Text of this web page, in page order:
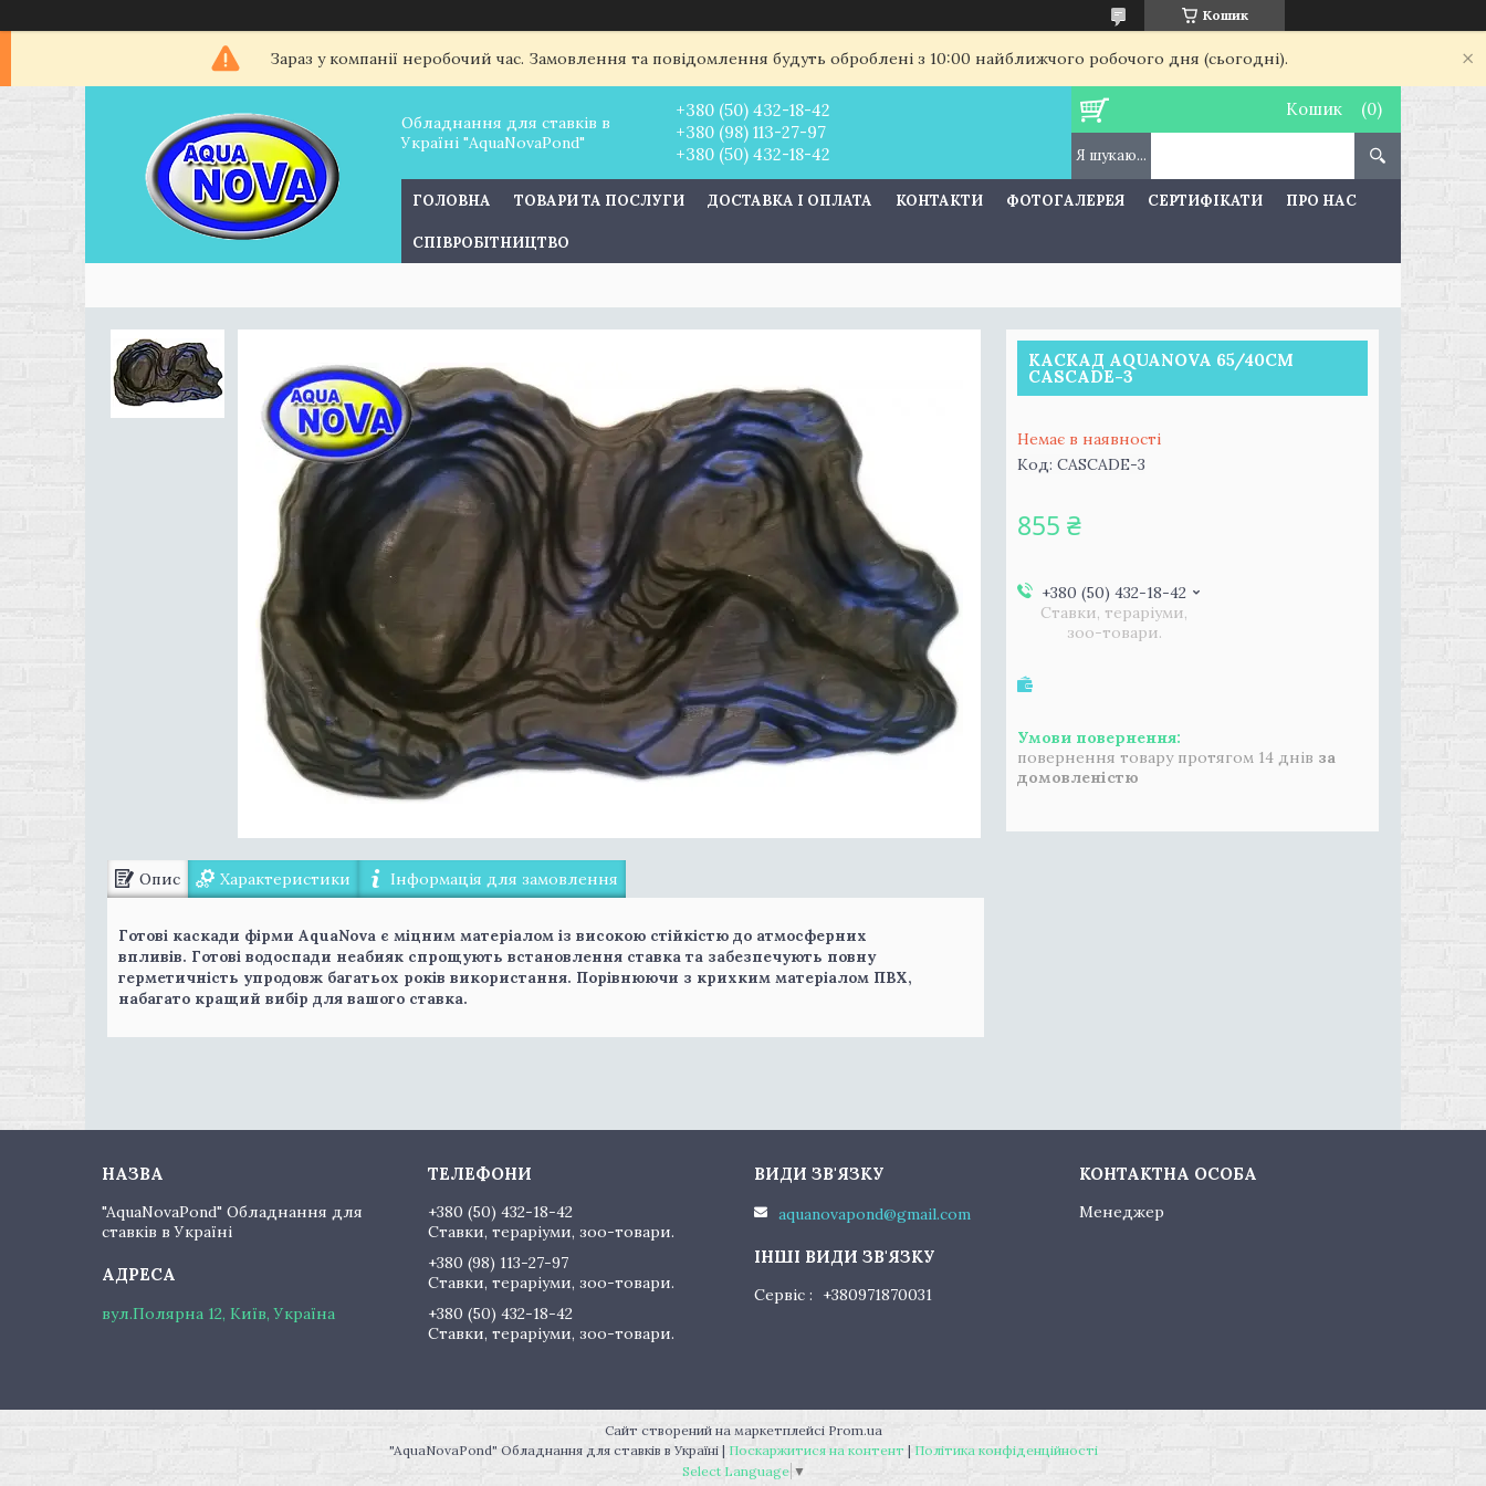
Кошик
Зараз у компанії неробочий час. Замовлення та повідомлення будуть оброблені з 10:00 найближчого робочого дня (сьогодні).
Обладнання для ставків в
Україні "AquaNovaPond"
+380 (50) 432-18-42
+380 (98) 113-27-97
+380 (50) 432-18-42
Кошик
ГОЛОВНА ТОВАРИ ТА ПОСЛУГИ ДОСТАВКА І ОПЛАТА КОНТАКТИ ФОТОГАЛЕРЕЯ СЕРТИФІКАТИ ПРО НАС
СПІВРОБІТНИЦТВО
Опис Характеристики Інформація для замовлення
Готові каскади фірми AquaNova є міцним матеріалом із високою стійкістю до атмосферних
впливів. Готові водоспади неабияк спрощують встановлення ставка та забезпечують повну
герметичність упродовж багатьох років використання. Порівнюючи з крихким матеріалом ПВХ,
набагато кращий вибір для вашого ставка.
КАСКАД AQUANOVA 65/40СМ
CASCADE-3
Немає в наявності
Код: CASCADE-3
855 ₴
+380 (50) 432-18-42
Ставки, тераріуми,
зоо-товари.
повернення товару протягом 14 днів за
домовленістю
"AquaNovaPond" Обладнання для
ставків в Україні
вул.Полярна 12, Київ, Україна
+380 (50) 432-18-42
Ставки, тераріуми, зоо-товари.
+380 (98) 113-27-97
Ставки, тераріуми, зоо-товари.
+380 (50) 432-18-42
Ставки, тераріуми, зоо-товари.
aquanovapond@gmail.com
Сервіс +380971870031
Менеджер
Сайт створений на маркетплейсі Prom.ua
"AquaNovaPond" Обладнання для ставків в Україні | Поскаржитися на контент | Політика конфіденційності
Select Language ▼